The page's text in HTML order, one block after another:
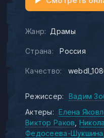
Жанр: Драмы
Страна: Россия
Качество:
Режиссер: Вадим
Актеры:
Елена
Виктор Раков
Федосеева-Шукшина